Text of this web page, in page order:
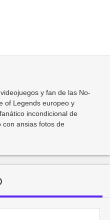
y fan de las No-
of Legends europeo y
incondicional de
con ansias fotos de